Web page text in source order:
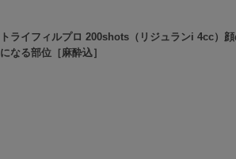
トライフィルプロ 200shots（リジュランi 4cc）
になる部位［麻酔込］